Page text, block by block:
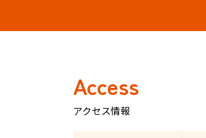
Access
アクセス情報